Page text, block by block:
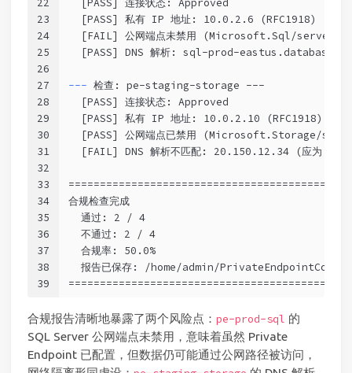
22
23
24
25
26
27
28
29
30
31
32
33
34
35
36
37
38
39
  [PASS] 连接状态: Approved
  [PASS] 私有 IP 地址: 10.0.2.6 (RFC1918)
  [FAIL] 公网端点未禁用 (Microsoft.Sql/servers)
[PASS] DNS 解析: sql-prod-
--- 检查: pe-staging-storage ---
  [PASS] 连接状态: Approved
  [PASS] 私有 IP 地址: 10.0.2.10 (RFC1918)
[PASS] 公网端点已禁用 (Microsoft.Storage/
[FAIL] DNS 解析不匹配: 20.150.12.34 (应为
合规检查完成
  通过: 2 / 4
  不通过: 2 / 4
  合规率: 50.0%
报告已保存: /home/admin/
合规报告清晰地暴露了两个风险点： pe-prod-sql 的
SQL Server 公网端点未禁用，意味着虽然 Private
Endpoint 已配置，但数据仍可能通过公网路径被访问，